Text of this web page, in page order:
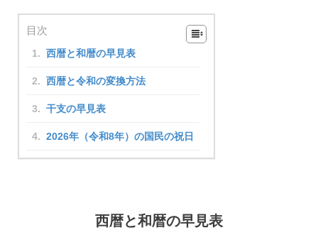
目次
西暦と和暦の早見表
西暦と令和の変換方法
干支の早見表
2026年（令和8年）の国民の祝日
西暦と和暦の早見表